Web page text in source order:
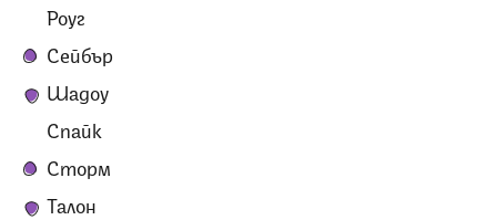
Роуг
Сейбър
Шадоу
Спайк
Сторм
Талон